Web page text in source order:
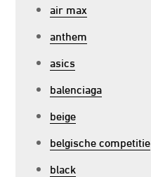
air max
anthem
asics
balenciaga
beige
belgische competitie
black